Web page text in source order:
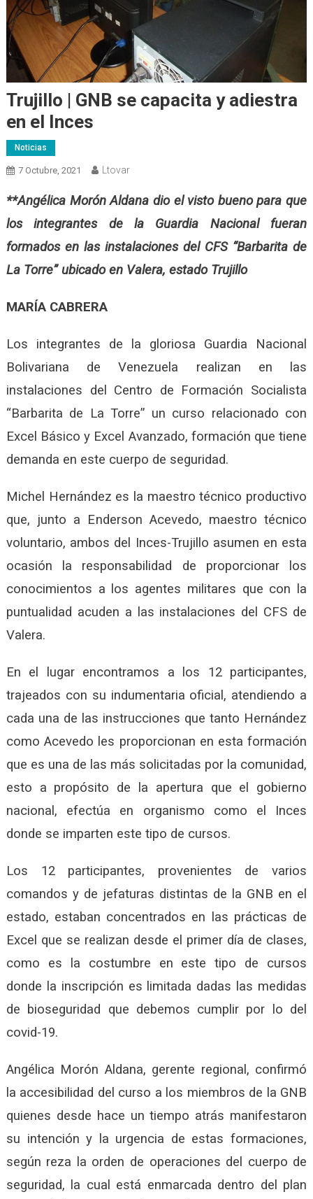
Trujillo | GNB se capacita y adiestra
en el Inces
Noticias
7 Octubre, 2021 Ltovar
**Angélica Morón Aldana dio el visto bueno para que
los integrantes de la Guardia Nacional fueran
formados en las instalaciones del CFS “Barbarita de
La Torre” ubicado en Valera, estado Trujillo
MARÍA CABRERA
Los integrantes de la gloriosa Guardia Nacional
Bolivariana de Venezuela realizan en las
instalaciones del Centro de Formación Socialista
“Barbarita de La Torre” un curso relacionado con
Excel Básico y Excel Avanzado, formación que tiene
demanda en este cuerpo de seguridad.
Michel Hernández es la maestro técnico productivo
que, junto a Enderson Acevedo, maestro técnico
voluntario, ambos del Inces-Trujillo asumen en esta
ocasión la responsabilidad de proporcionar los
conocimientos a los agentes militares que con la
puntualidad acuden a las instalaciones del CFS de
Valera.
En el lugar encontramos a los 12 participantes,
trajeados con su indumentaria oficial, atendiendo a
cada una de las instrucciones que tanto Hernández
como Acevedo les proporcionan en esta formación
que es una de las más solicitadas por la comunidad,
esto a propósito de la apertura que el gobierno
nacional, efectúa en organismo como el Inces
donde se imparten este tipo de cursos.
Los 12 participantes, provenientes de varios
comandos y de jefaturas distintas de la GNB en el
estado, estaban concentrados en las prácticas de
Excel que se realizan desde el primer día de clases,
como es la costumbre en este tipo de cursos
donde la inscripción es limitada dadas las medidas
de bioseguridad que debemos cumplir por lo del
covid-19.
Angélica Morón Aldana, gerente regional, confirmó
la accesibilidad del curso a los miembros de la GNB
quienes desde hace un tiempo atrás manifestaron
su intención y la urgencia de estas formaciones,
según reza la orden de operaciones del cuerpo de
seguridad, la cual está enmarcada dentro del plan